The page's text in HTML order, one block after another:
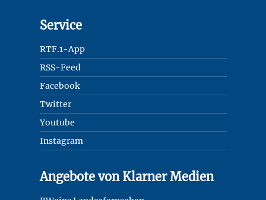
Service
RTF.1-App
RSS-Feed
Facebook
Twitter
Youtube
Instagram
Angebote von Klarner Medien